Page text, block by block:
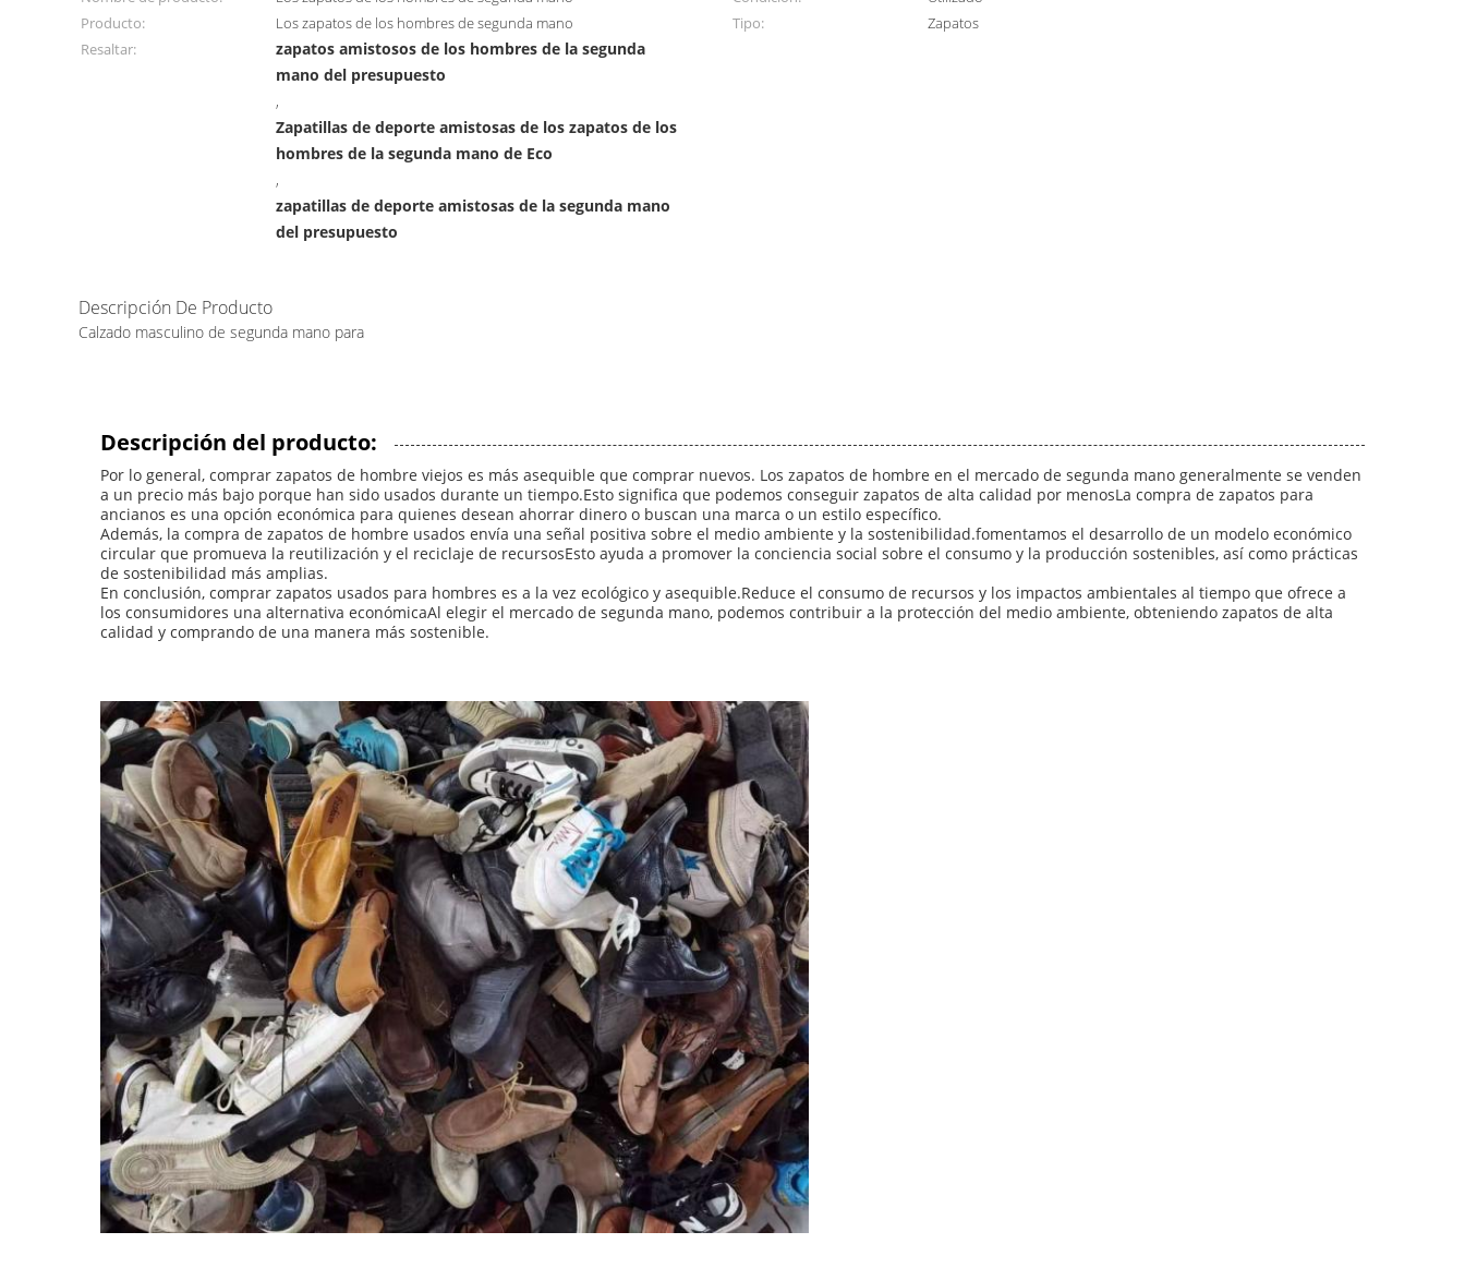
Producto:
Los zapatos de los hombres de segunda mano Tipo:
Zapatos
Resaltar:
zapatos amistosos de los hombres de la segunda
mano del presupuesto
,
Zapatillas de deporte amistosas de los zapatos de los
hombres de la segunda mano de Eco
,
zapatillas de deporte amistosas de la segunda mano
del presupuesto
Descripción De Producto
Calzado masculino de segunda mano para
Descripción del producto:
Por lo general, comprar zapatos de hombre viejos es más asequible que comprar nuevos. Los zapatos de hombre en el mercado de segunda mano generalmente se venden
a un precio más bajo porque han sido usados durante un tiempo.Esto significa que podemos conseguir zapatos de alta calidad por menosLa compra de zapatos para
ancianos es una opción económica para quienes desean ahorrar dinero o buscan una marca o un estilo específico.
Además, la compra de zapatos de hombre usados envía una señal positiva sobre el medio ambiente y la sostenibilidad.fomentamos el desarrollo de un modelo económico
circular que promueva la reutilización y el reciclaje de recursosEsto ayuda a promover la conciencia social sobre el consumo y la producción sostenibles, así como prácticas
de sostenibilidad más amplias.
En conclusión, comprar zapatos usados para hombres es a la vez ecológico y asequible.Reduce el consumo de recursos y los impactos ambientales al tiempo que ofrece a
los consumidores una alternativa económicaAl elegir el mercado de segunda mano, podemos contribuir a la protección del medio ambiente, obteniendo zapatos de alta
calidad y comprando de una manera más sostenible.